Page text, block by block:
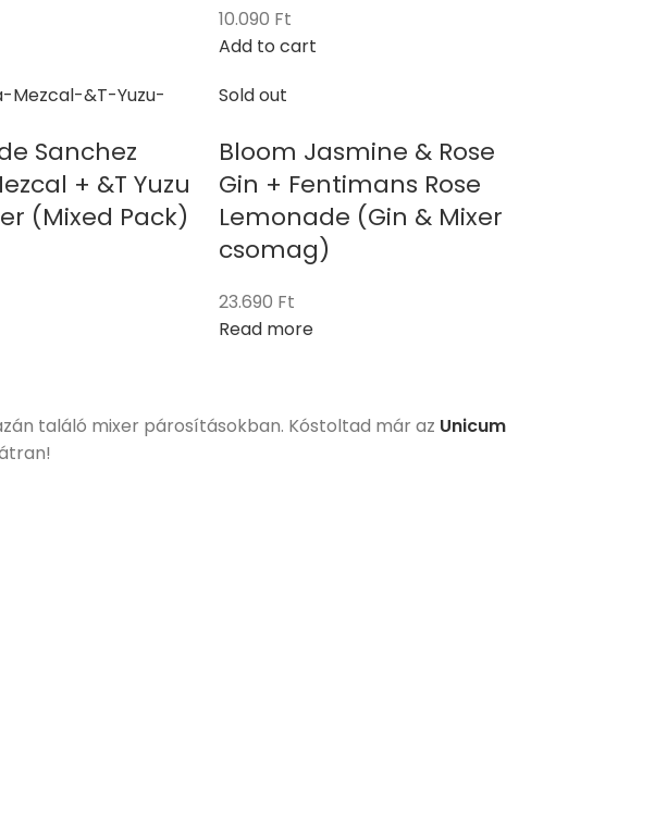
10.090 Ft
Add to cart
Sanchez
+ &T Yuzu
(Mixed Pack)
Sold out
Bloom Jasmine & Rose
Gin + Fentimans Rose
Lemonade (Gin & Mixer
csomag)
23.690 Ft
Read more
találó mixer párosításokban. Kóstoltad már az Unicum